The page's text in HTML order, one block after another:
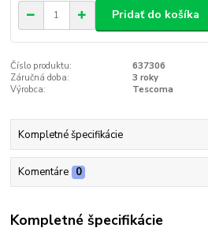
Pridať do košíka
Číslo produktu:
637306
Záručná doba:
3 roky
Výrobca:
Tescoma
Kompletné špecifikácie
Komentáre 0
Kompletné špecifikácie